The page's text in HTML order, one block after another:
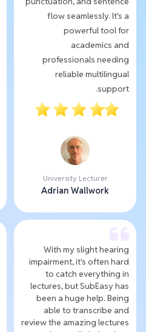
flow seamlessly. It's a
powerful tool for
academics and
professionals needing
reliable multilingual
support.
University Lecturer
Adrian Wallwork
With my slight hearing
impairment, it's often hard
to catch everything in
lectures, but SubEasy has
been a huge help. Being
able to transcribe and
review the amazing lectures